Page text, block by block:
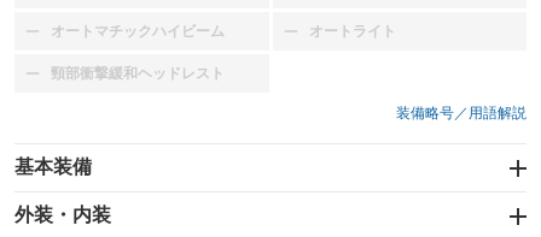
オートマチックハイビーム
：装備なし オートライト
：装備なし
頸部衝撃緩和ヘッドレスト
：装備なし
装備略号／用語解説
基本装備
エアバッグ：運転席/助手席
：装備あり
外装・内装